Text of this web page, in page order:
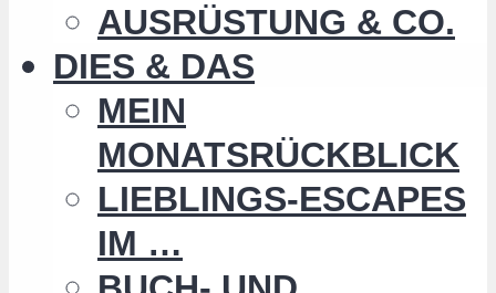
AUSRÜSTUNG & CO.
DIES & DAS
MEIN
MONATSRÜCKBLICK
LIEBLINGS-ESCAPES
IM …